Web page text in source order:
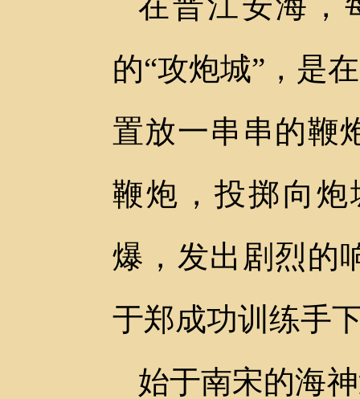
的“攻炮城”，是
置放一串串的鞭
鞭炮，投掷向
爆，发出剧烈的
于郑成功训练手
始于南宋的海